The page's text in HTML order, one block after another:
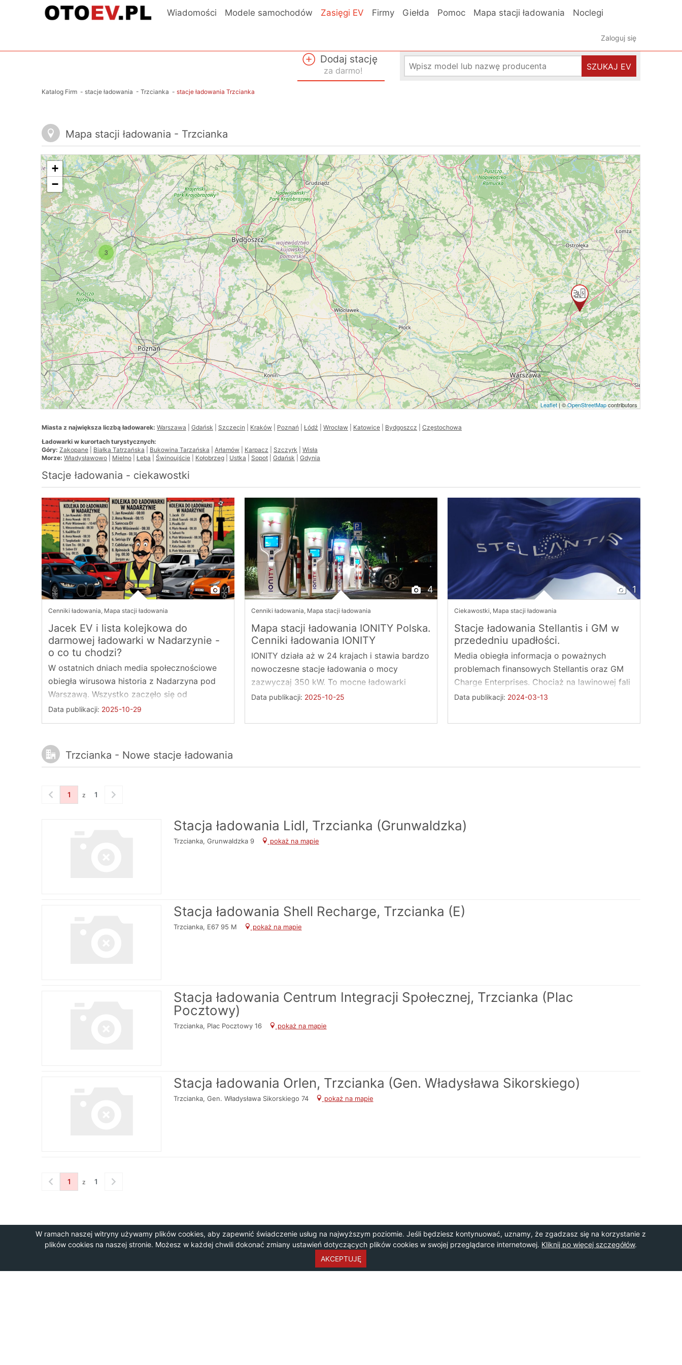
W ramach naszej witryny używamy plików cookies, aby zapewnić świadczenie usług na najwyższym poziomie. Jeśli będziesz kontynuować, uznamy, że zgadzasz się na korzystanie z
plików cookies na naszej stronie. Możesz w każdej chwili dokonać zmiany ustawień dotyczących plików cookies w swojej przeglądarce internetowej. Kliknij po więcej szczegółów.
AKCEPTUJĘ
Wiadomości Modele samochodów Zasięgi EV Firmy Giełda Pomoc Mapa stacji ładowania Noclegi
Zaloguj się
SZUKAJ EV
Dodaj stację
za darmo!
Katalog Firm - stacje ładowania - Trzcianka - stacje ładowania Trzcianka
Mapa stacji ładowania - Trzcianka
3
+
−
Leaflet| ©OpenStreetMapcontributors
Miasta z największa liczbą ładowarek: Warszawa Gdańsk Szczecin Kraków Poznań Łódź Wrocław Katowice Bydgoszcz
Częstochowa
Ładowarki w kurortach turystycznych:
Góry: Zakopane Białka Tatrzańska Bukowina Tarzańska Arłamów Karpacz Szczyrk
Wisła
Morze: Władysławowo Mielno Łeba Świnoujście Kołobrzeg Ustka Sopot Gdańsk Gdynia
Stacje ładowania - ciekawostki
1
Cenniki ładowania, Mapa stacji ładowania
Jacek EV i lista kolejkowa do
darmowej ładowarki w Nadarzynie -
o co tu chodzi?
W ostatnich dniach media społecznościowe
obiegła wirusowa historia z Nadarzyna pod
Warszawą. Wszystko zaczęło się od
niepozornej, darmowej ...
Data publikacji: 2025-10-29
4
Cenniki ładowania, Mapa stacji ładowania
Mapa stacji ładowania IONITY Polska.
Cenniki ładowania IONITY
IONITY działa aż w 24 krajach i stawia bardzo
nowoczesne stacje ładowania o mocy
zazwyczaj 350 kW. To mocne ładowarki
zapewniające bardzo ...
Data publikacji: 2025-10-25
1
Ciekawostki, Mapa stacji ładowania
Stacje ładowania Stellantis i GM w
przededniu upadłości.
Media obiegła informacja o poważnych
problemach finansowych Stellantis oraz GM
Charge Enterprises. Chociaż na lawinowej fali
zapytań, ogłoszono ...
Data publikacji: 2024-03-13
Trzcianka - Nowe stacje ładowania
1 z 1
Stacja ładowania Lidl, Trzcianka (Grunwaldzka)
Trzcianka, Grunwaldzka 9 pokaż na mapie
Stacja ładowania Shell Recharge, Trzcianka (E)
Trzcianka, E67 95 M pokaż na mapie
Stacja ładowania Centrum Integracji Społecznej, Trzcianka (Plac
Pocztowy)
Trzcianka, Plac Pocztowy 16 pokaż na mapie
Stacja ładowania Orlen, Trzcianka (Gen. Władysława Sikorskiego)
Trzcianka, Gen. Władysława Sikorskiego 74 pokaż na mapie
1 z 1